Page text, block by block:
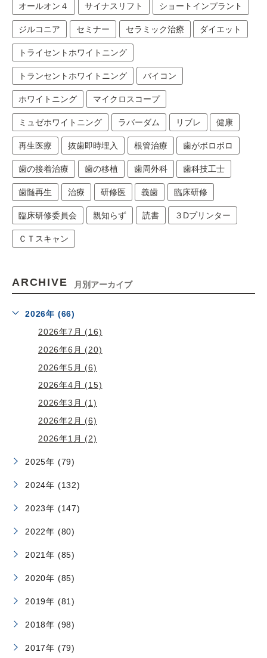
オールオン４ サイナスリフト ショートインプラント
ジルコニア セミナー セラミック治療 ダイエット
トライセントホワイトニング
トランセントホワイトニング バイコン
ホワイトニング マイクロスコープ
ミュゼホワイトニング ラバーダム リブレ 健康
再生医療 抜歯即時埋入 根管治療 歯がボロボロ
歯の接着治療 歯の移植 歯周外科 歯科技工士
歯髄再生 治療 研修医 義歯 臨床研修
臨床研修委員会 親知らず 読書 ３Dプリンター
ＣＴスキャン
ARCHIVE 月別アーカイブ
2026年 (66)
2026年7月 (16)
2026年6月 (20)
2026年5月 (6)
2026年4月 (15)
2026年3月 (1)
2026年2月 (6)
2026年1月 (2)
2025年 (79)
2024年 (132)
2023年 (147)
2022年 (80)
2021年 (85)
2020年 (85)
2019年 (81)
2018年 (98)
2017年 (79)